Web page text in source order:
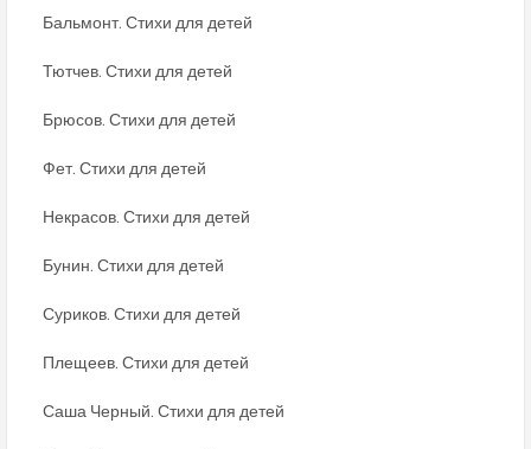
Бальмонт. Стихи для детей
Тютчев. Стихи для детей
Брюсов. Стихи для детей
Фет. Стихи для детей
Некрасов. Стихи для детей
Бунин. Стихи для детей
Суриков. Стихи для детей
Плещеев. Стихи для детей
Саша Черный. Стихи для детей